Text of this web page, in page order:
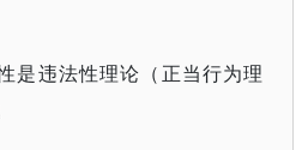
是违法性理论（正当行为理